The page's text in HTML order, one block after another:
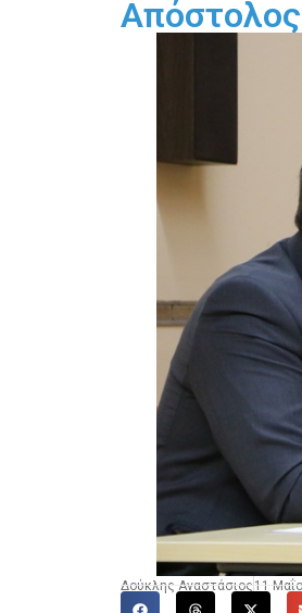
Δούκλης Αναστάσιος 11